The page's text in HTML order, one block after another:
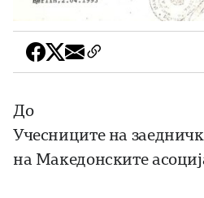
До
Учесниците на
на Македонските